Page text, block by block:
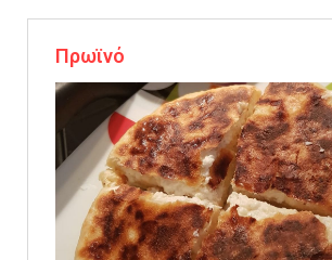
Πρωϊνό